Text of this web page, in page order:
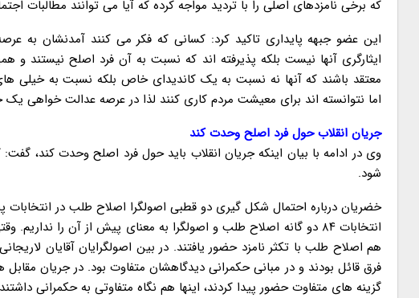
که برخی نامزدهای اصلی را با تردید مواجه کرده که آیا می توانند مطالبات
این عضو جبهه پایداری تاکید کرد: کسانی که فکر می کنند آمدنشان به
ایثارگری آنها نیست بلکه پذیرفته اند که نسبت به آن فرد اصلح نیستند
معتقد باشند که آنها نه نسبت به یک کاندیدای خاص بلکه نسبت به خیلی
اما نتوانسته اند برای معیشت مردم کاری کنند لذا در عرصه عدالت خواهی یک
جریان انقلاب حول فرد اصلح وحدت کند
وی در ادامه با بیان اینکه جریان انقلاب باید حول فرد اصلح وحدت کند،
شود.
هم اصلاح طلب با تکثر نامزد حضور یافتند. در بین اصولگرایان آقایان
فرق قائل بودند و در مبانی حکمرانی دیدگاهشان متفاوت بود. در جریان
گزینه های متفاوت حضور پیدا کردند، اینها هم نگاه متفاوتی به حکمرانی داشتند. بنابراین ما از سال ۸۴ به